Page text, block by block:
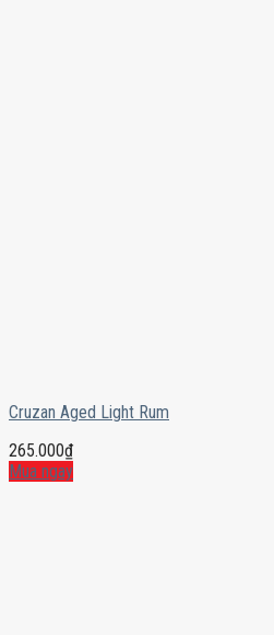
Cruzan Aged Light Rum
265.000₫
Mua ngay